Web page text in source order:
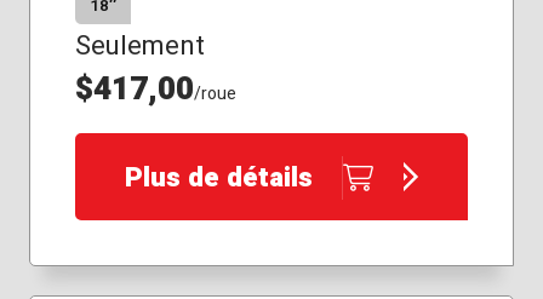
18″
Seulement
$417,00/roue
Plus de détails